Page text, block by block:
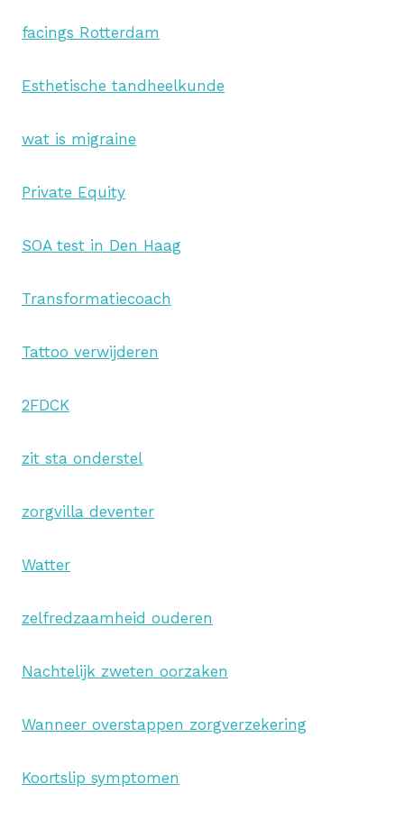
facings Rotterdam
Esthetische tandheelkunde
wat is migraine
Private Equity
SOA test in Den Haag
Transformatiecoach
Tattoo verwijderen
2FDCK
zit sta onderstel
zorgvilla deventer
Watter
zelfredzaamheid ouderen
Nachtelijk zweten oorzaken
Wanneer overstappen zorgverzekering
Koortslip symptomen